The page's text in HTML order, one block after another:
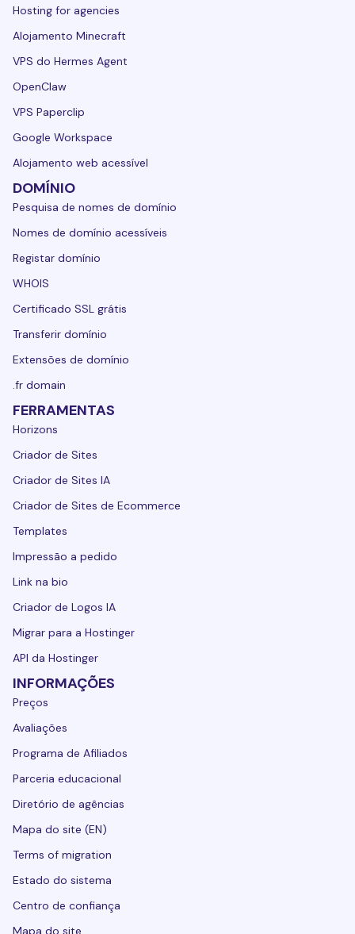
Hosting for agencies
Alojamento Minecraft
VPS do Hermes Agent
OpenClaw
VPS Paperclip
Google Workspace
Alojamento web acessível
DOMÍNIO
Pesquisa de nomes de domínio
Nomes de domínio acessíveis
Registar domínio
WHOIS
Certificado SSL grátis
Transferir domínio
Extensões de domínio
.fr domain
FERRAMENTAS
Horizons
Criador de Sites
Criador de Sites IA
Criador de Sites de Ecommerce
Templates
Impressão a pedido
Link na bio
Criador de Logos IA
Migrar para a Hostinger
API da Hostinger
INFORMAÇÕES
Preços
Avaliações
Programa de Afiliados
Parceria educacional
Diretório de agências
Mapa do site (EN)
Terms of migration
Estado do sistema
Centro de confiança
Mapa do site